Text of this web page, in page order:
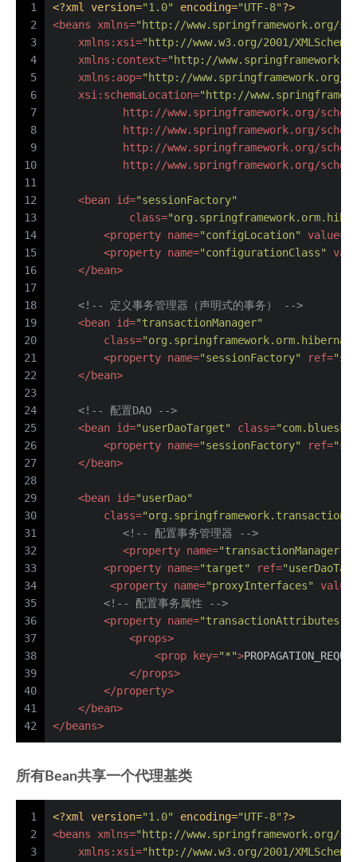
1
2
3
4
5
6
7
8
9
10
11
12
13
14
15
16
17
18
19
20
21
22
23
24
25
26
27
28
29
30
31
32
33
34
35
36
37
38
39
40
41
42
<?xml version="1.0" encoding="UTF-8"?>
<beans xmlns="http://www.springframework.org/
xmlns:xsi="http://www.w3.org/2001/
xmlns:context="http://
xmlns:aop="http://www.springframework.org/
xsi:schemaLocation="http://
http://www.springframework.org/
http://www.springframework.org/
http://www.springframework.org/
http://www.springframework.org/
<bean id="sessionFactory"
class=
<property name="configLocation" value=
<property name="configurationClass"
</bean>
<!-- 定义事务管理器（声明式的事务） -->
<bean id="transactionManager"
class=
<property name="sessionFactory" ref=
</bean>
<!-- 配置DAO -->
<bean id="userDaoTarget" class=
<property name="sessionFactory" ref=
</bean>
<bean id="userDao"
class=
<!-- 配置事务管理器 -->
<property name="transactionManager"
<property name="target" ref=
<property name="proxyInterfaces" value
<!-- 配置事务属性 -->
<property name="transactionAttributes"
<props>
<prop key="*">
</props>
</property>
</bean>
</beans>
所有Bean共享一个代理基类
1
2
3
<?xml version="1.0" encoding="UTF-8"?>
<beans xmlns="http://www.springframework.org/
xmlns:xsi="http://www.w3.org/2001/